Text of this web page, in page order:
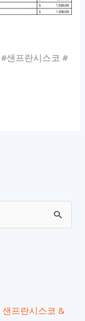
#샌프란시스코 #
샌프란시스코 &